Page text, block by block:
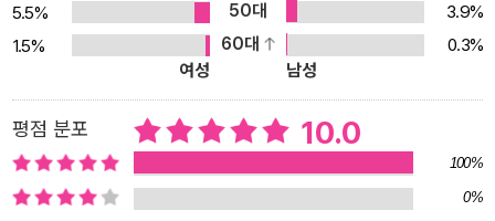
5.5% 50대
3.9%
1.5%
60대
0.3%
여성
남성
평점 분포 10.0
100%
0%